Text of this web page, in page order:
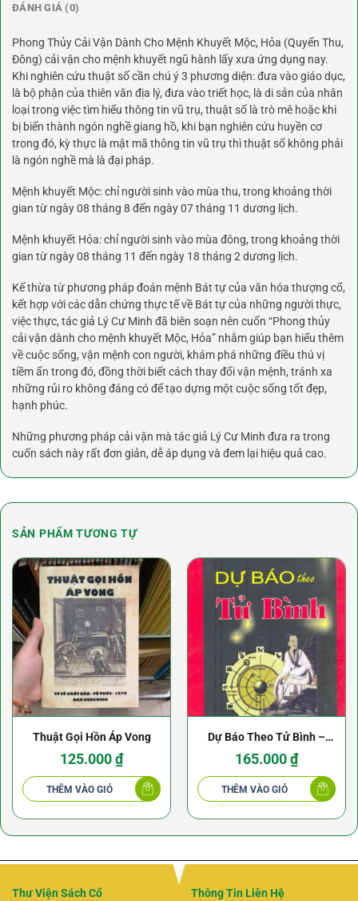
ĐÁNH GIÁ (0)
Phong Thủy Cải Vận Dành Cho Mệnh Khuyết Mộc, Hỏa (Quyển Thu,
Đông) cải vận cho mệnh khuyết ngũ hành lấy xưa ứng dụng nay.
Khi nghiên cứu thuật số cần chú ý 3 phương diện: đưa vào giáo dục,
là bộ phận của thiên văn địa lý, đưa vào triết học, là di sản của nhân
loại trong việc tìm hiểu thông tin vũ trụ, thuật số là trò mê hoặc khi
bị biến thành ngón nghề giang hồ, khi bạn nghiên cứu huyền cơ
trong đó, kỳ thực là mật mã thông tin vũ trụ thì thuật số không phải
là ngón nghề mà là đại pháp.
​Mệnh khuyết Mộc: chỉ người sinh vào mùa thu, trong khoảng thời
gian từ ngày 08 tháng 8 đến ngày 07 tháng 11 dương lịch.
Mệnh khuyết Hỏa: chỉ người sinh vào mùa đông, trong khoảng thời
gian từ ngày 08 tháng 11 đến ngày 18 tháng 2 dương lịch.
Kế thừa từ phương pháp đoán mệnh Bát tự của văn hóa thượng cổ,
kết hợp với các dẫn chứng thực tế về Bát tự của những người thực,
việc thực, tác giả Lý Cư Minh đã biên soạn nên cuốn “Phong thủy
cải vận dành cho mệnh khuyết Mộc, Hỏa” nhằm giúp bạn hiểu thêm
về cuộc sống, vận mệnh con người, khám phá những điều thú vị
tiềm ẩn trong đó, đồng thời biết cách thay đổi vận mệnh, tránh xa
những rủi ro không đáng có để tạo dựng một cuộc sống tốt đẹp,
hạnh phúc.
Những phương pháp cải vận mà tác giả Lý Cư Minh đưa ra trong
cuốn sách này rất đơn giản, dễ áp dụng và đem lại hiệu quả cao.
SẢN PHẨM TƯƠNG TỰ
Thuật Gọi Hồn Áp Vong
125.000₫
THÊM VÀO GIỎ
Dự Báo Theo Tử Bình –
Trần Khang Ninh
165.000₫
THÊM VÀO GIỎ
Thư Viện Sách Cổ Thông Tin Liên Hệ